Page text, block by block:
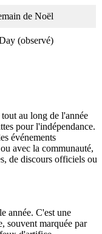
de Noël
(observé)
au long de l'année
pour l'indépendance.
événements
avec la communauté,
de discours officiels ou
année. C'est une
souvent marquée par